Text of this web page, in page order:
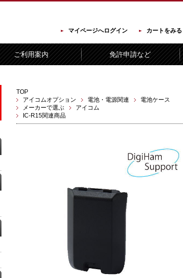
マイページへログイン カートをみる
ご利用案内 免許申請など
TOP
アイコムオプション
電池・電源関連
電池ケース
メーカーで選ぶ
アイコム
IC-R15関連商品